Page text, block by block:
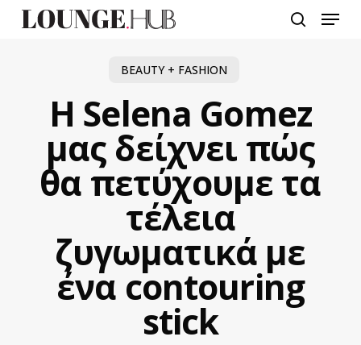
Menu
BEAUTY + FASHION
Η Selena Gomez
μας δείχνει πώς
θα πετύχουμε τα
τέλεια
ζυγωματικά με
ένα contouring
stick